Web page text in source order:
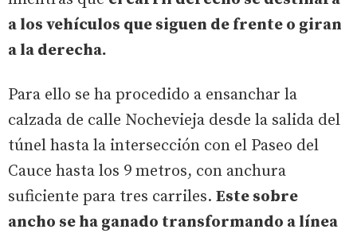
a los vehículos que siguen de frente o giran
a la derecha.
Para ello se ha procedido a ensanchar la
calzada de calle Nochevieja desde la salida del
túnel hasta la intersección con el Paseo del
Cauce hasta los 9 metros, con anchura
suficiente para tres carriles. Este sobre
ancho se ha ganado transformando a línea